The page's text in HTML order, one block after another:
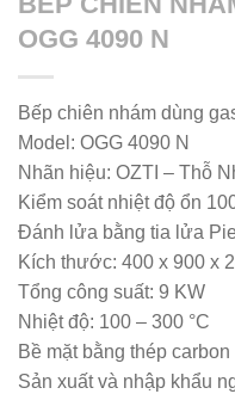
OGG 4090 N
Bếp chiên nhám dùng
Model: OGG 4090 N
Nhãn hiệu: OZTI – Thỗ
Kiểm soát nhiệt độ ổn
Đánh lửa bằng tia lửa
Kích thước: 400 x 900 x
Tổng công suất: 9 KW
Nhiệt độ: 100 – 300 °C
Bề mặt bằng thép carbon
Sản xuất và nhập khẩu